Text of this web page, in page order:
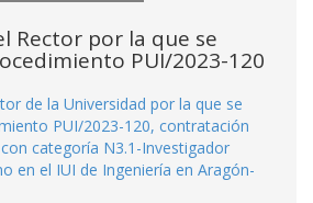
Rector por la que se
PUI/2023-120
de la Universidad por la que se
PUI/2023-120, contratación
categoría N3.1-Investigador
en el IUI de Ingeniería en Aragón-